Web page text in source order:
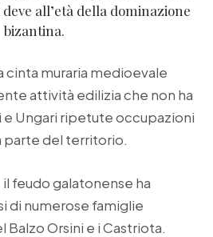
all’età della dominazione
bizantina.
cinta muraria medioevale
attività edilizia che non ha
e Ungari ripetute occupazioni
parte del territorio.
il feudo galatonense ha
di numerose famiglie
Balzo Orsini e i Castriota.